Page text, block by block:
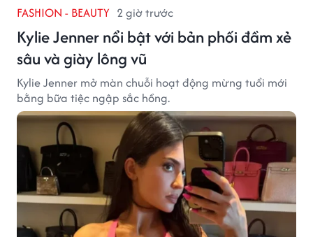
FASHION - BEAUTY 2 giờ trước
Kylie Jenner nổi bật với bản phối đầm xẻ
sâu và giày lông vũ
Kylie Jenner mở màn chuỗi hoạt động mừng tuổi mới
bằng bữa tiệc ngập sắc hồng.